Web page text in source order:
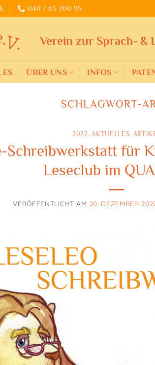
040 / 65 700 95
Verein zur Sprach- &
ÜBER UNS INFOS
SCHLAGWORT-
2022,AKTUELLES,
Schreibwerkstatt für
Leseclub im
VERÖFFENTLICHT AM 20. DEZEMBER